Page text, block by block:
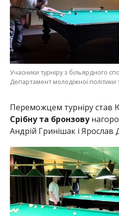
Учасники турніру з більярдного
Департамент молодіжної політики
Переможцем турніру став
Срібну та бронзову
Андрій Гринішак і Ярослав